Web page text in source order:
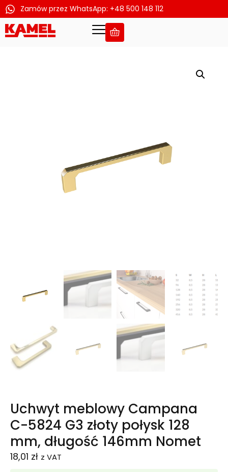
Przejdź
Zamów przez WhatsApp: +48 500 148 112
Uchwyt meblowy Campana
C-5824 G3 złoty połysk 128
mm, długość 146mm Nomet
18,01 zł z VAT